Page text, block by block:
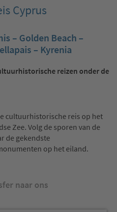
Cyprus
– Golden Beach –
– Kyrenia
reizen onder de
cultuurhistorische reis op het
Zee. Volg de sporen van de
de gekendste
op het eiland.
naar ons